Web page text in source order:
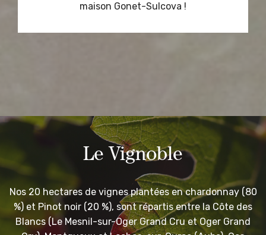
maison Gonet-Sulcova !
Le Vignoble
Nos 20 hectares de vignes plantées en chardonnay (80
%) et Pinot noir (20 %), sont répartis entre la Côte des
Blancs (Le Mesnil-sur-Oger Grand Cru et Oger Grand